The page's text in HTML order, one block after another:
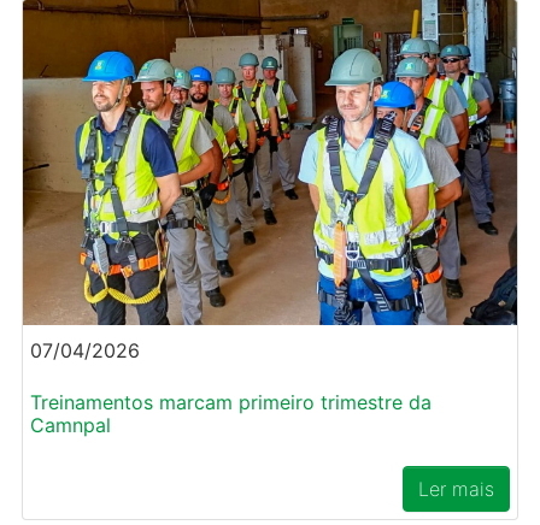
07/04/2026
Treinamentos marcam primeiro trimestre da
Camnpal
Ler mais